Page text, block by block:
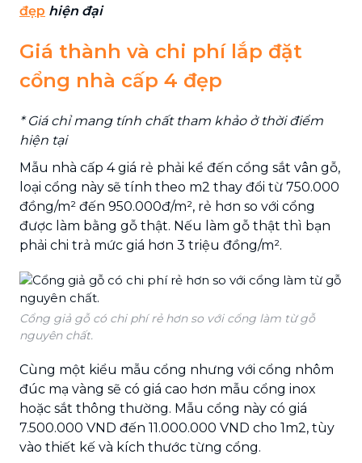
đẹp hiện đại
Giá thành và chi phí lắp đặt
cổng nhà cấp 4 đẹp
* Giá chỉ mang tính chất tham khảo ở thời điểm
hiện tại
Mẫu nhà cấp 4 giá rẻ phải kể đến cổng sắt vân gỗ,
loại cổng này sẽ tính theo m2 thay đổi từ 750.000
đồng/m² đến 950.000đ/m², rẻ hơn so với cổng
được làm bằng gỗ thật. Nếu làm gỗ thật thì bạn
phải chi trả mức giá hơn 3 triệu đồng/m².
Cổng giả gỗ có chi phí rẻ hơn so với cổng làm từ gỗ
nguyên chất.
Cùng một kiểu mẫu cổng nhưng với cổng nhôm
đúc mạ vàng sẽ có giá cao hơn mẫu cổng inox
hoặc sắt thông thường. Mẫu cổng này có giá
7.500.000 VND đến 11.000.000 VND cho 1m2, tùy
vào thiết kế và kích thước từng cổng.